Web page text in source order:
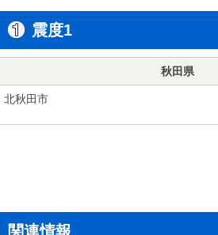
震度1
秋田県
北秋田市
関連情報